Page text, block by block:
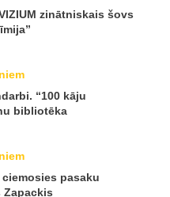
zinātniskais šovs
“100 kāju
bibliotēka
pasaku